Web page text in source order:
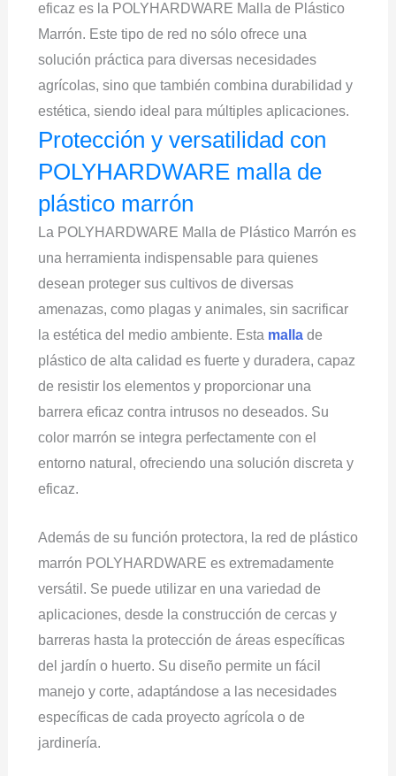
eficaz es la POLYHARDWARE Malla de Plástico
Marrón. Este tipo de red no sólo ofrece una
solución práctica para diversas necesidades
agrícolas, sino que también combina durabilidad y
estética, siendo ideal para múltiples aplicaciones.
Protección y versatilidad con
POLYHARDWARE malla de
plástico marrón
La POLYHARDWARE Malla de Plástico Marrón es
una herramienta indispensable para quienes
desean proteger sus cultivos de diversas
amenazas, como plagas y animales, sin sacrificar
la estética del medio ambiente. Esta mallade
plástico de alta calidad es fuerte y duradera, capaz
de resistir los elementos y proporcionar una
barrera eficaz contra intrusos no deseados. Su
color marrón se integra perfectamente con el
entorno natural, ofreciendo una solución discreta y
eficaz.
Además de su función protectora, la red de plástico
marrón POLYHARDWARE es extremadamente
versátil. Se puede utilizar en una variedad de
aplicaciones, desde la construcción de cercas y
barreras hasta la protección de áreas específicas
del jardín o huerto. Su diseño permite un fácil
manejo y corte, adaptándose a las necesidades
específicas de cada proyecto agrícola o de
jardinería.